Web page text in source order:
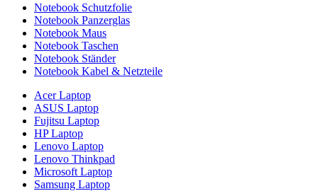
Notebook Schutzfolie
Notebook Panzerglas
Notebook Maus
Notebook Taschen
Notebook Ständer
Notebook Kabel & Netzteile
Acer Laptop
ASUS Laptop
Fujitsu Laptop
HP Laptop
Lenovo Laptop
Lenovo Thinkpad
Microsoft Laptop
Samsung Laptop